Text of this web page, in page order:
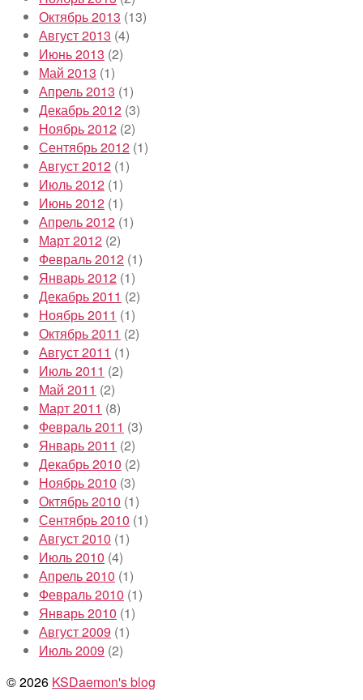
Октябрь 2013 (13)
Август 2013 (4)
Июнь 2013 (2)
Май 2013 (1)
Апрель 2013 (1)
Декабрь 2012 (3)
Ноябрь 2012 (2)
Сентябрь 2012 (1)
Август 2012 (1)
Июль 2012 (1)
Июнь 2012 (1)
Апрель 2012 (1)
Март 2012 (2)
Февраль 2012 (1)
Январь 2012 (1)
Декабрь 2011 (2)
Ноябрь 2011 (1)
Октябрь 2011 (2)
Август 2011 (1)
Июль 2011 (2)
Май 2011 (2)
Март 2011 (8)
Февраль 2011 (3)
Январь 2011 (2)
Декабрь 2010 (2)
Ноябрь 2010 (3)
Октябрь 2010 (1)
Сентябрь 2010 (1)
Август 2010 (1)
Июль 2010 (4)
Апрель 2010 (1)
Февраль 2010 (1)
Январь 2010 (1)
Август 2009 (1)
Июль 2009 (2)
© 2026 KSDaemon's blog